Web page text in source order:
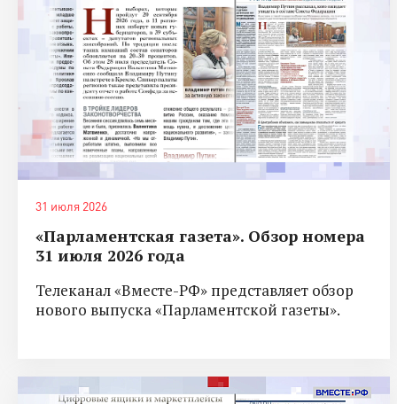
31 июля 2026
«Парламентская газета». Обзор номера
31 июля 2026 года
Телеканал «Вместе-РФ» представляет обзор
нового выпуска «Парламентской газеты».